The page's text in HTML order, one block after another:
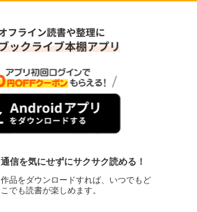
通信を気にせずにサクサク読める！
作品をダウンロードすれば、いつでもど
こでも読書が楽しめます。